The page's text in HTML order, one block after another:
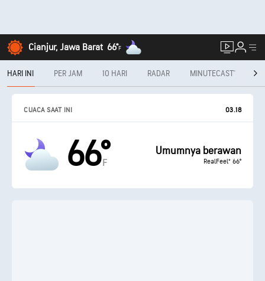
Cianjur, Jawa Barat 66°F
HARI INI PER JAM 10 HARI RADAR MINUTECAST®
CUACA SAAT INI 03.18
66°
F
Umumnya berawan
RealFeel® 66°